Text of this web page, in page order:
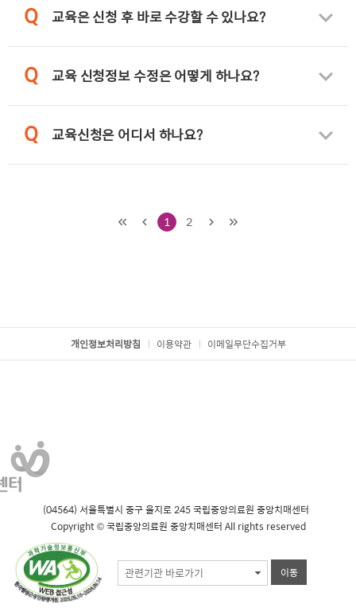
Q 교육은 신청 후 바로 수강할 수 있나요?
Q 교육 신청정보 수정은 어떻게 하나요?
Q 교육신청은 어디서 하나요?
처음 이전1 2 다음마지막
개인정보처리방침 이용약관 이메일무단수집거부
(04564) 서울특별시 중구 을지로 245 국립중앙의료원 중앙치매센터
Copyright © 국립중앙의료원 중앙치매센터 All rights reserved
관련기관 바로가기 이동